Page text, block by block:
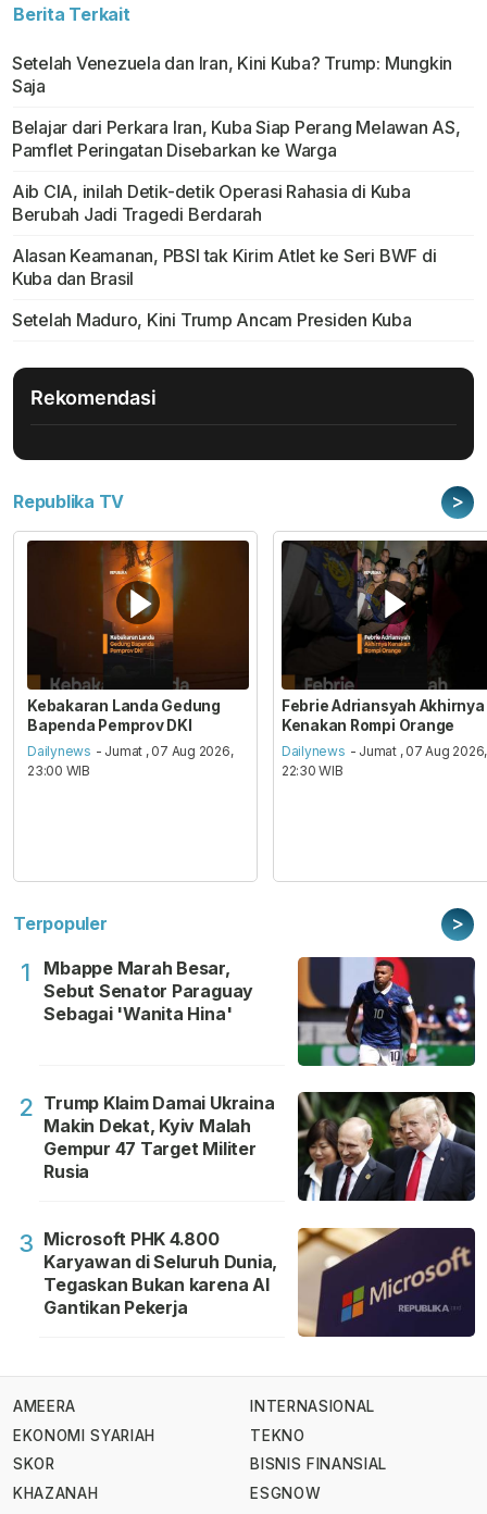
Berita Terkait
Setelah Venezuela dan Iran, Kini Kuba? Trump: Mungkin
Saja
Belajar dari Perkara Iran, Kuba Siap Perang Melawan AS,
Pamflet Peringatan Disebarkan ke Warga
Aib CIA, inilah Detik-detik Operasi Rahasia di Kuba
Berubah Jadi Tragedi Berdarah
Alasan Keamanan, PBSI tak Kirim Atlet ke Seri BWF di
Kuba dan Brasil
Setelah Maduro, Kini Trump Ancam Presiden Kuba
Rekomendasi
Republika TV >
Kebakaran Landa Gedung
Bapenda Pemprov DKI
Dailynews - Jumat , 07 Aug 2026,
23:00 WIB
Febrie Adriansyah Akhirnya
Kenakan Rompi Orange
Dailynews - Jumat , 07 Aug 2026,
22:30 WIB
Terpopuler >
1
Mbappe Marah Besar,
Sebut Senator Paraguay
Sebagai 'Wanita Hina'
2 Trump Klaim Damai Ukraina
Makin Dekat, Kyiv Malah
Gempur 47 Target Militer
Rusia
3 Microsoft PHK 4.800
Karyawan di Seluruh Dunia,
Tegaskan Bukan karena AI
Gantikan Pekerja
AMEERA
EKONOMI SYARIAH
SKOR
KHAZANAH
INTERNASIONAL
TEKNO
BISNIS FINANSIAL
ESGNOW